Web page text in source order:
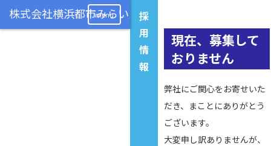
menu
採
用
情
報
現在、募集して
おりません
弊社にご関心をお寄せいた
だき、まことにありがとう
ございます。
大変申し訳ありませんが、